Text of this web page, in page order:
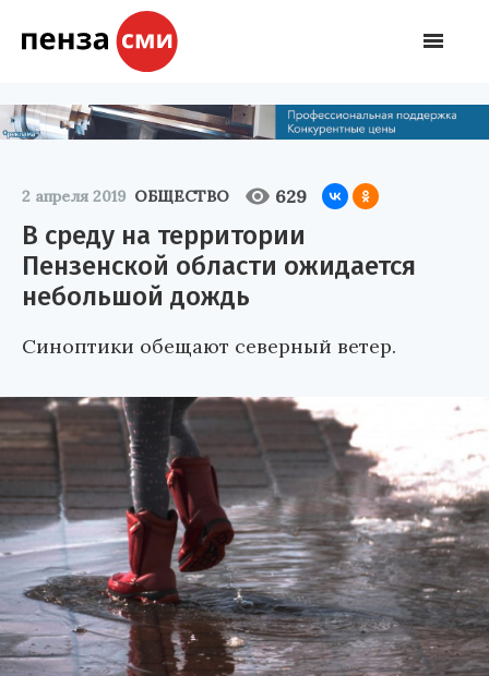
2 апреля 2019 ОБЩЕСТВО 629
В среду на территории
Пензенской области ожидается
небольшой дождь
Синоптики обещают северный ветер.